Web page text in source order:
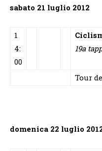
sabato 21 luglio 2012
1
4:
00
19a
Tour
domenica 22 luglio